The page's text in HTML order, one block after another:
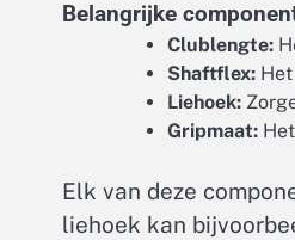
Belangrijke
Clublengte:
Shaftflex:
Liehoek:
Gripmaat:
Elk van deze
liehoek kan